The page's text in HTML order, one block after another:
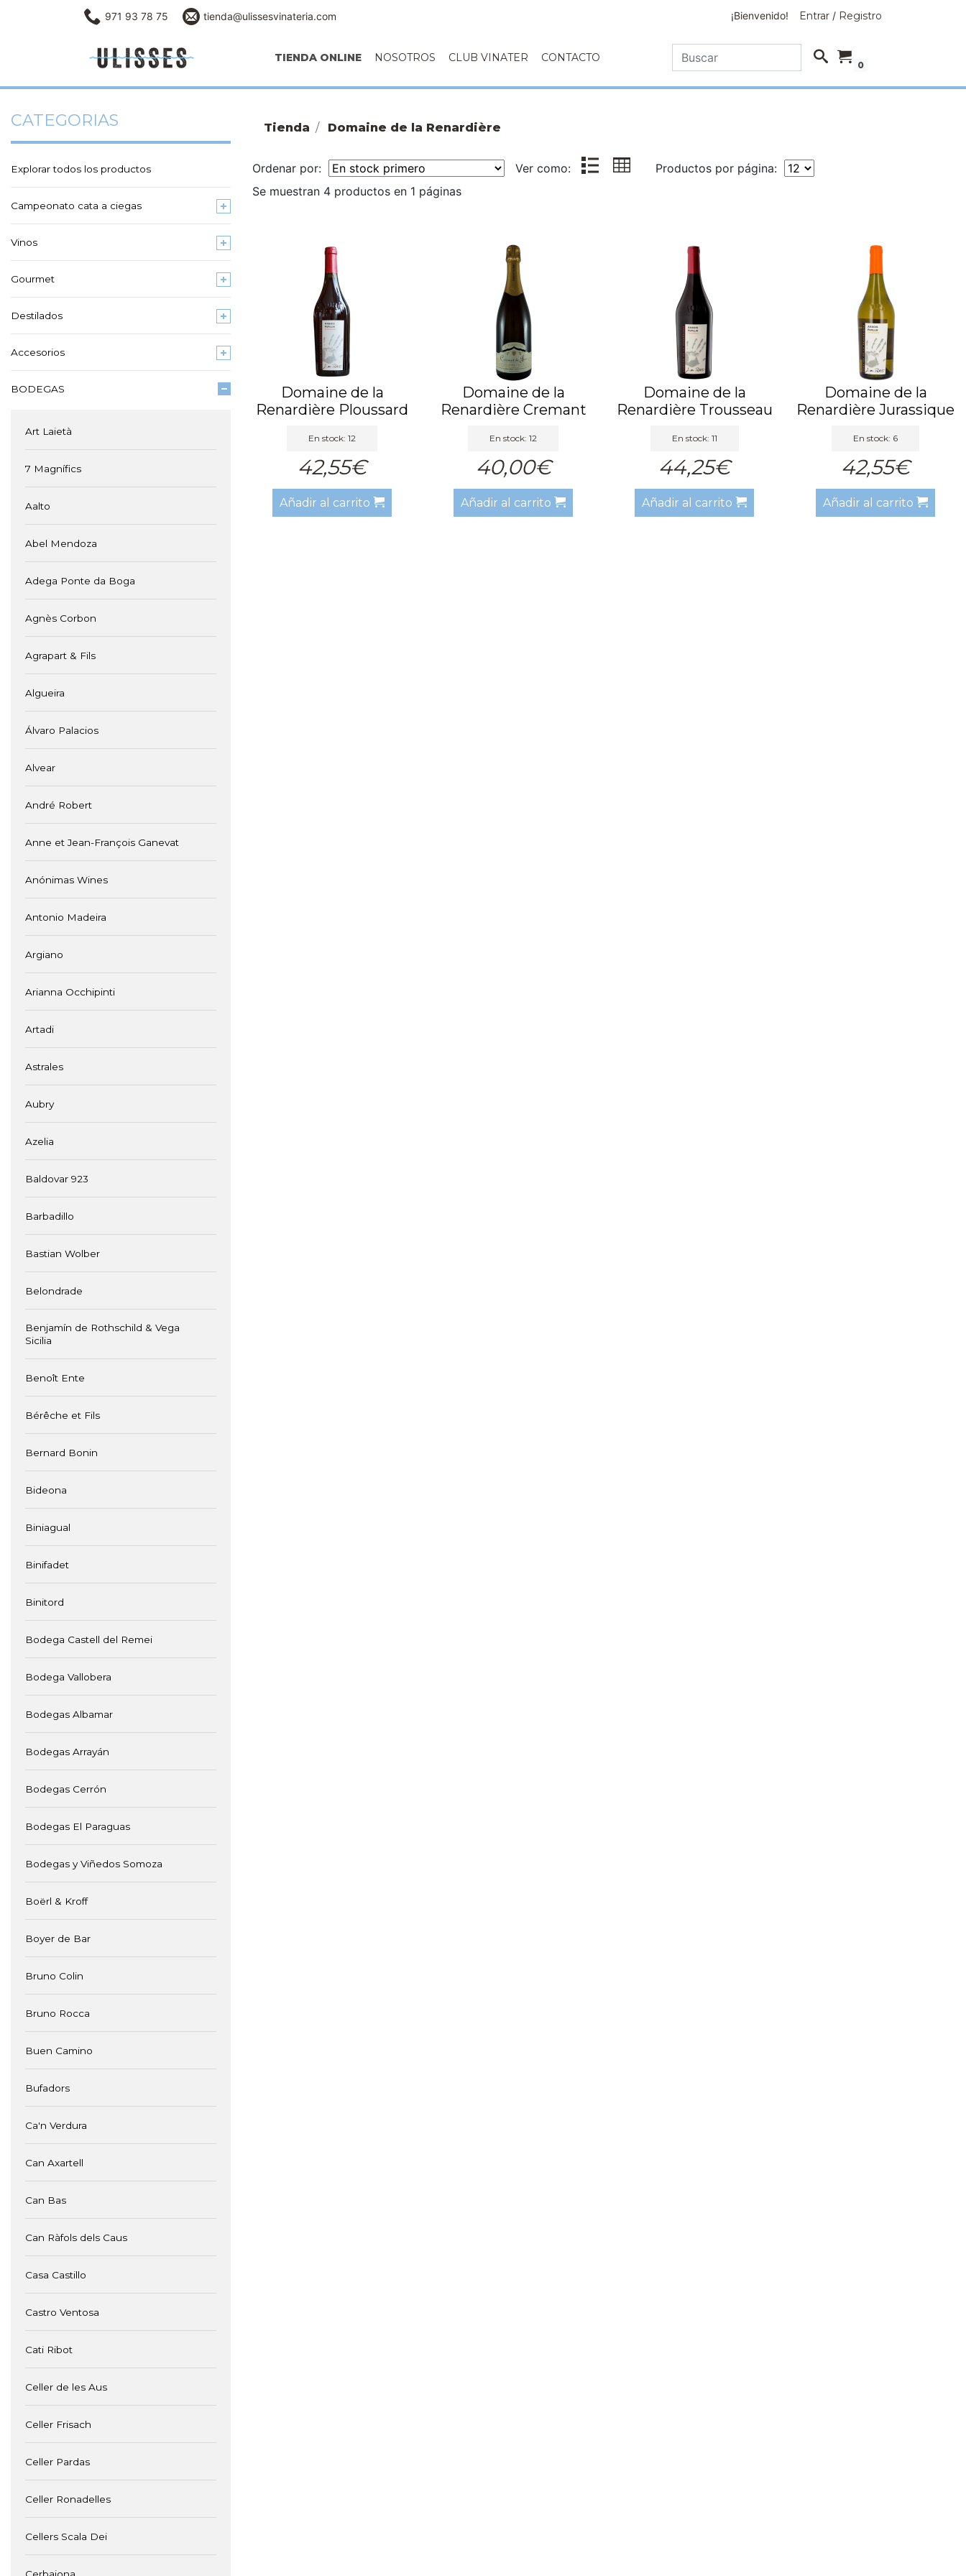
971 93 78 75 tienda@ulissesvinateria.com ¡Bienvenido! Entrar / Registro
TIENDA ONLINE NOSOTROS CLUB VINATER CONTACTO
0
CATEGORIAS
Explorar todos los productos
Campeonato cata a ciegas
Vinos
Gourmet
Destilados
Accesorios
BODEGAS
Art Laietà
7 Magnífics
Aalto
Abel Mendoza
Adega Ponte da Boga
Agnès Corbon
Agrapart & Fils
Algueira
Álvaro Palacios
Alvear
André Robert
Anne et Jean-François Ganevat
Anónimas Wines
Antonio Madeira
Argiano
Arianna Occhipinti
Artadi
Astrales
Aubry
Azelia
Baldovar 923
Barbadillo
Bastian Wolber
Belondrade
Benjamín de Rothschild & Vega
Sicilia
Benoît Ente
Bérêche et Fils
Bernard Bonin
Bideona
Biniagual
Binifadet
Binitord
Bodega Castell del Remei
Bodega Vallobera
Bodegas Albamar
Bodegas Arrayán
Bodegas Cerrón
Bodegas El Paraguas
Bodegas y Viñedos Somoza
Boërl & Kroff
Boyer de Bar
Bruno Colin
Bruno Rocca
Buen Camino
Bufadors
Ca'n Verdura
Can Axartell
Can Bas
Can Ràfols dels Caus
Casa Castillo
Castro Ventosa
Cati Ribot
Celler de les Aus
Celler Frisach
Celler Pardas
Celler Ronadelles
Cellers Scala Dei
Tienda Domaine de la Renardière
Ordenar por: Ver como:
Productos por página:
Se muestran 4 productos en 1 páginas
Domaine de la
Renardière Ploussard
En stock: 12
42,55€
Añadir al carrito
Domaine de la
Renardière Cremant
En stock: 12
40,00€
Añadir al carrito
Domaine de la
Renardière Trousseau
En stock: 11
44,25€
Añadir al carrito
Domaine de la
Renardière Jurassique
En stock: 6
42,55€
Añadir al carrito